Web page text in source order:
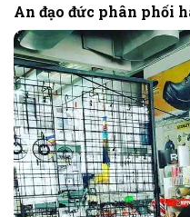
An đạo đức phân phối